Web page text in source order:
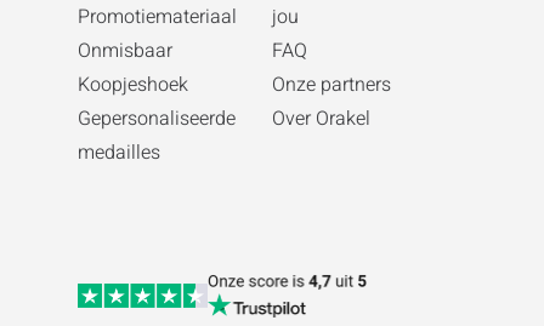
Promotiemateriaal
Onmisbaar
Koopjeshoek
Gepersonaliseerde
medailles
jou
FAQ
Onze partners
Over Orakel